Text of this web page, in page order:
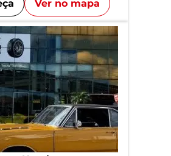
Ver no mapa